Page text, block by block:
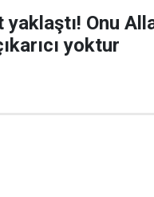
yaklaştı! Onu
yoktur